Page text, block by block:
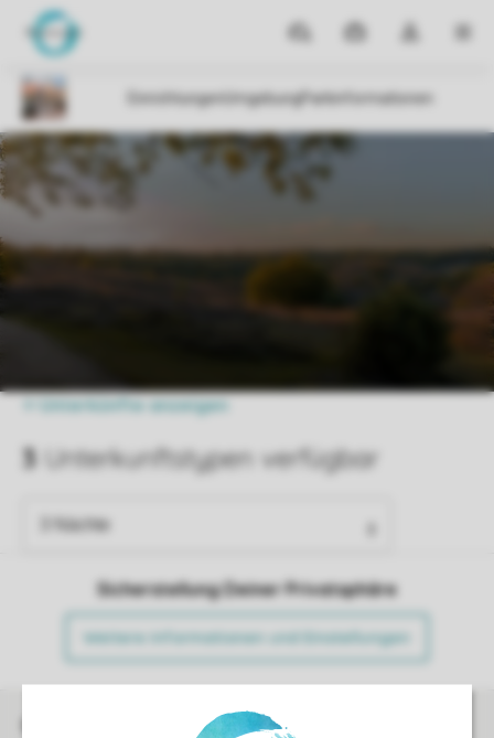
Reiseziele
Meine
Dropdown-
meines
öffnen
Parks Havenresort Terherne Preise vergleichen
Sicherstellung Deiner Privatsphäre
Weitere Informationen und Einstellungen
Sicher und schnell zur Online-Buchung